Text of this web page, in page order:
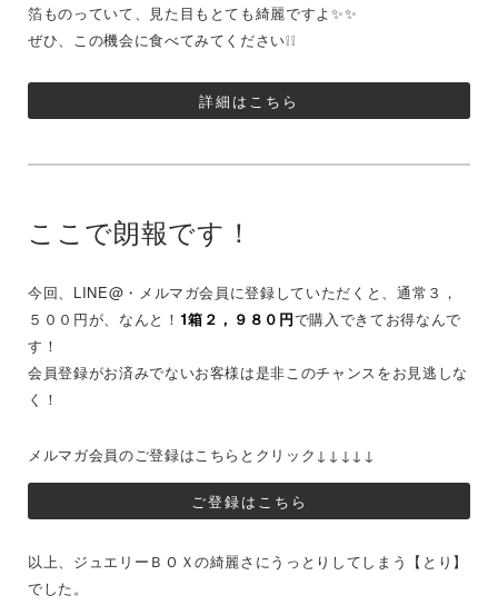
箔ものっていて、見た目もとても綺麗ですよ✨✨
ぜひ、この機会に食べてみてください❕❕
詳細はこちら
ここで朗報です！
今回、LINE@・メルマガ会員に登録していただくと、通常３，
５００円が、なんと！ 1箱２，９８０円で購入できてお得なんで
す！
会員登録がお済みでないお客様は是非このチャンスをお見逃しな
く！
メルマガ会員のご登録はこちらとクリック↓↓↓↓↓
ご登録はこちら
以上、ジュエリーＢＯＸの綺麗さにうっとりしてしまう【とり】
でした。